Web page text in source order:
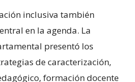
inclusiva también
en la agenda. La
presentó los
de caracterización,
formación docente